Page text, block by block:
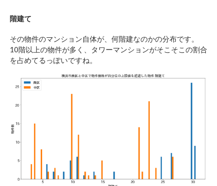
階建て
その物件のマンション自体が、何階建なのかの分布です。
10階以上の物件が多く、タワーマンションがそこそこの割合
を占めてるっぽいですね。